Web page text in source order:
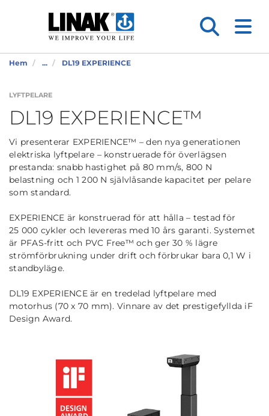
Hem ... DL19 EXPERIENCE
LYFTPELARE
DL19 EXPERIENCE™
Vi presenterar EXPERIENCE™ – den nya generationen
elektriska lyftpelare – konstruerade för överlägsen
prestanda: snabb hastighet på 80 mm/s, 800 N
belastning och 1 200 N självlåsande kapacitet per pelare
som standard.
EXPERIENCE är konstruerad för att hålla – testad för
25 000 cykler och levereras med 10 års garanti. Systemet
är PFAS-fritt och PVC Free™ och ger 30 % lägre
strömförbrukning under drift och förbrukar bara 0,1 W i
standbyläge.
DL19 EXPERIENCE är en tredelad lyftpelare med
motorhus (70 x 70 mm). Vinnare av det prestigefyllda iF
Design Award.